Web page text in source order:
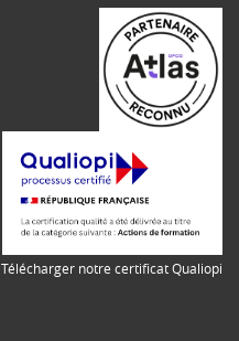
Télécharger notre certificat Qualiopi